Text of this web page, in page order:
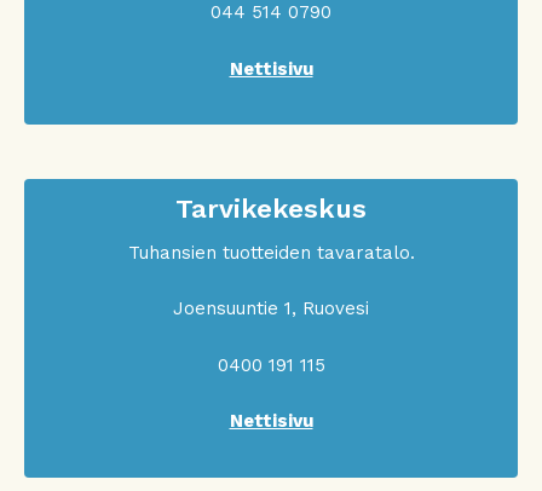
044 514 0790
Nettisivu
Tarvikekeskus
Tuhansien tuotteiden tavaratalo.
Joensuuntie 1, Ruovesi
0400 191 115
Nettisivu